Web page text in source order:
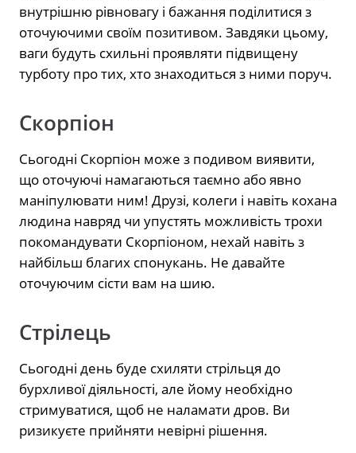
внутрішню рівновагу і бажання поділитися з
оточуючими своїм позитивом. Завдяки цьому,
ваги будуть схильні проявляти підвищену
турботу про тих, хто знаходиться з ними поруч.
Скорпіон
Сьогодні Скорпіон може з подивом виявити,
що оточуючі намагаються таємно або явно
маніпулювати ним! Друзі, колеги і навіть кохана
людина навряд чи упустять можливість трохи
покомандувати Скорпіоном, нехай навіть з
найбільш благих спонукань. Не давайте
оточуючим сісти вам на шию.
Стрілець
Сьогодні день буде схиляти стрільця до
бурхливої діяльності, але йому необхідно
стримуватися, щоб не наламати дров. Ви
ризикуєте прийняти невірні рішення.